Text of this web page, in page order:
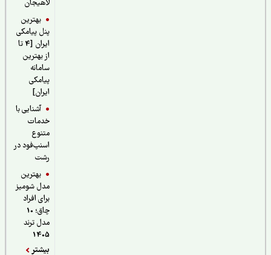
لاهیجان
بهترین
پنل پیامکی
ایران [4 تا
از بهترین
سامانه
پیامکی
آشنایی با
خدمات
اسنپ‌فود در
بهترین
مدل شومیز
برای افراد
چاق؛ 10
مدل ترند